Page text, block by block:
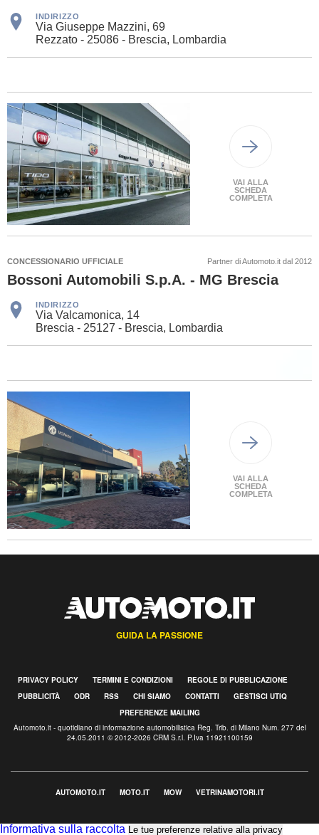
INDIRIZZO
Via Giuseppe Mazzini, 69
Rezzato - 25086 - Brescia, Lombardia
VAI ALLA
SCHEDA
COMPLETA
CONCESSIONARIO UFFICIALE Partner di Automoto.it dal 2012
Bossoni Automobili S.p.A. - MG Brescia
INDIRIZZO
Via Valcamonica, 14
Brescia - 25127 - Brescia, Lombardia
VAI ALLA
SCHEDA
COMPLETA
GUIDA LA PASSIONE
PRIVACY POLICY TERMINI E CONDIZIONI
REGOLE DI PUBBLICAZIONE
PUBBLICITÀ
ODR RSS CHI SIAMO CONTATTI
GESTISCI UTIQ
PREFERENZE MAILING
Automoto.it - quotidiano di informazione automobilistica Reg. Trib. di Milano Num. 277 del
24.05.2011 © 2012-2026 CRM S.r.l. P.Iva 11921100159
AUTOMOTO.IT MOTO.IT MOW VETRINAMOTORI.IT
Informativa sulla raccolta Le tue preferenze relative alla privacy